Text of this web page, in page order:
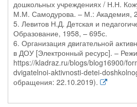
дошкольных учреждениях / Н.Н.
М.М. Самодурова. – М.: Академия,
5. Левитов Н.Д. Детская и
Образование, 1958, – 695с.
6. Организация двигательной
в ДОУ [Электронный ресурс]. –
https://kladraz.ru/blogs/blog16900/
dvigatelnoi-aktivnosti-detei-
обращения: 22.10.2019).